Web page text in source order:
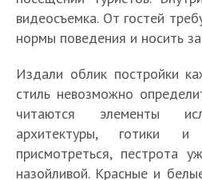
видеосъемка. От гостей
нормы поведения и носить
Издали облик постройки
стиль невозможно
читаются элементы
архитектуры, готики и
присмотреться, пестрота
назойливой. Красные и